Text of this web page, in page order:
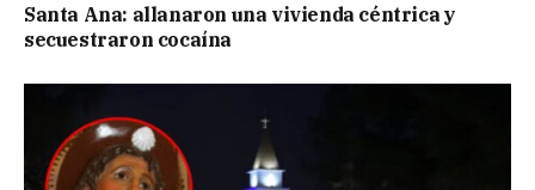
Santa Ana: allanaron una vivienda céntrica y
secuestraron cocaína